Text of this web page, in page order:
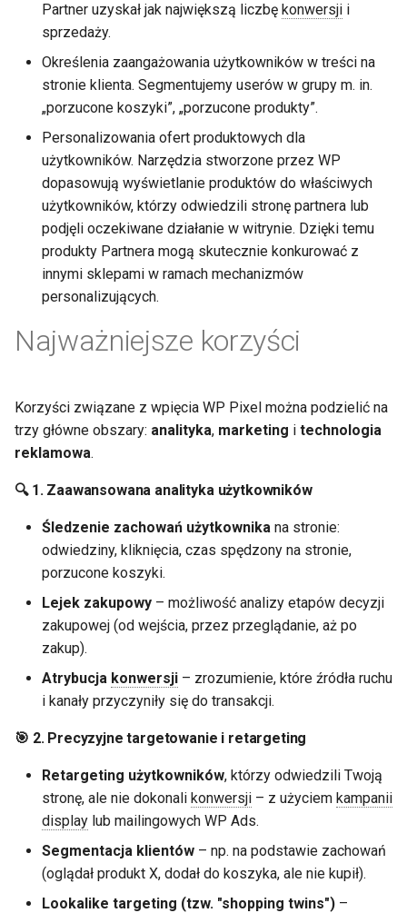
Partner uzyskał jak największą liczbę konwersji i
sprzedaży.
Określenia zaangażowania użytkowników w treści na
stronie klienta. Segmentujemy userów w grupy m. in.
„porzucone koszyki”, „porzucone produkty”.
Personalizowania ofert produktowych dla
użytkowników. Narzędzia stworzone przez WP
dopasowują wyświetlanie produktów do właściwych
użytkowników, którzy odwiedzili stronę partnera lub
podjęli oczekiwane działanie w witrynie. Dzięki temu
produkty Partnera mogą skutecznie konkurować z
innymi sklepami w ramach mechanizmów
personalizujących.
Najważniejsze korzyści
Korzyści związane z wpięcia WP Pixel można podzielić na
trzy główne obszary: analityka, marketing i technologia
reklamowa.
🔍 1. Zaawansowana analityka użytkowników
Śledzenie zachowań użytkownika na stronie:
odwiedziny, kliknięcia, czas spędzony na stronie,
porzucone koszyki.
Lejek zakupowy – możliwość analizy etapów decyzji
zakupowej (od wejścia, przez przeglądanie, aż po
zakup).
Atrybucja konwersji – zrozumienie, które źródła ruchu
i kanały przyczyniły się do transakcji.
🎯 2. Precyzyjne targetowanie i retargeting
Retargeting użytkowników, którzy odwiedzili Twoją
stronę, ale nie dokonali konwersji – z użyciem kampanii
display lub mailingowych WP Ads.
Segmentacja klientów – np. na podstawie zachowań
(oglądał produkt X, dodał do koszyka, ale nie kupił).
Lookalike targeting (tzw. "shopping twins") –